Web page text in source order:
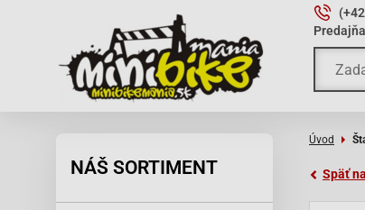
Predajňa
NÁŠ SORTIMENT
Úvod
Späť